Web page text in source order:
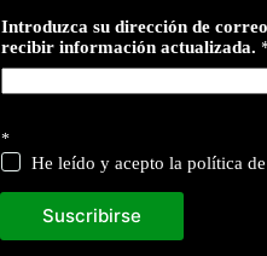
n
f
o
r
a
c
i
ó
d
Introduzca su dirección de
recibir información actualizada.
*
He leído y acepto la política
Suscribirse